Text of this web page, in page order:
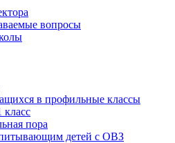
вопросы
в профильные классы
пора
детей с ОВЗ